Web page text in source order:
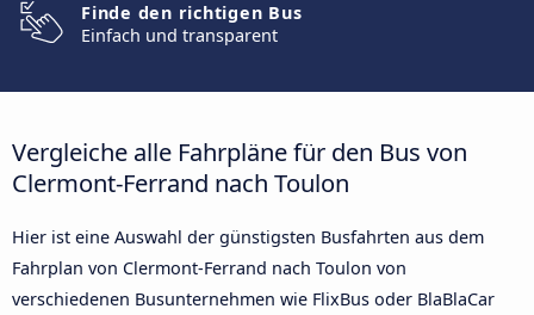
Finde den richtigen Bus
Einfach und transparent
Vergleiche alle Fahrpläne für den Bus von
Clermont-Ferrand nach Toulon
Hier ist eine Auswahl der günstigsten Busfahrten aus dem
Fahrplan von Clermont-Ferrand nach Toulon von
verschiedenen Busunternehmen wie FlixBus oder BlaBlaCar